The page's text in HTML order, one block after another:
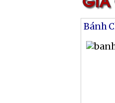
Bánh